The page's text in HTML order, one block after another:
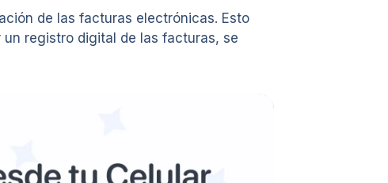
de las facturas electrónicas. Esto
registro digital de las facturas, se